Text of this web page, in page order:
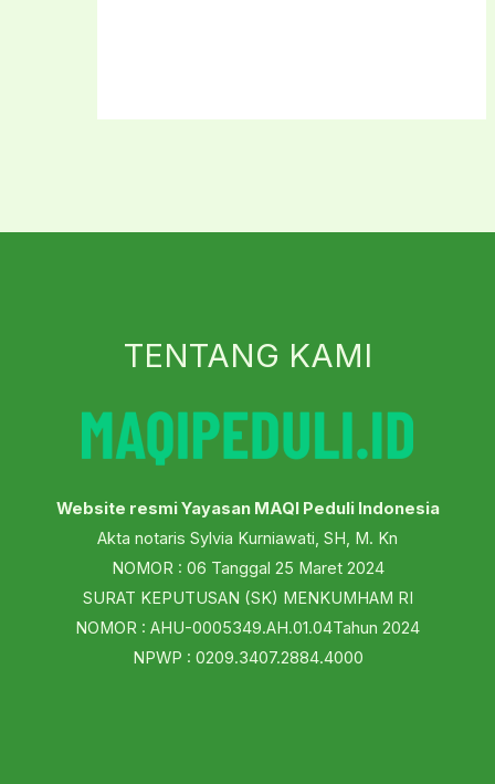
TENTANG KAMI
Website resmi Yayasan MAQI Peduli Indonesia
Akta notaris Sylvia Kurniawati, SH, M. Kn
NOMOR : 06 Tanggal 25 Maret 2024
SURAT KEPUTUSAN (SK) MENKUMHAM RI
NOMOR : AHU-0005349.AH.01.04Tahun 2024
NPWP : 0209.3407.2884.4000